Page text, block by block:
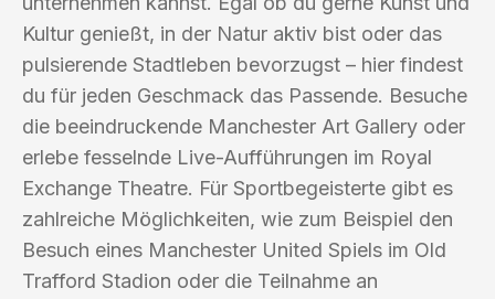
Kultur genießt, in der Natur aktiv bist oder das
pulsierende Stadtleben bevorzugst – hier findest
du für jeden Geschmack das Passende. Besuche
die beeindruckende Manchester Art Gallery oder
erlebe fesselnde Live-Aufführungen im Royal
Exchange Theatre. Für Sportbegeisterte gibt es
zahlreiche Möglichkeiten, wie zum Beispiel den
Besuch eines Manchester United Spiels im Old
Trafford Stadion oder die Teilnahme an